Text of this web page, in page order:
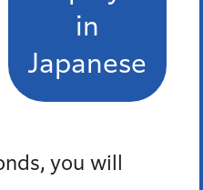
in
Japanese
you will
丁目複合施設公共施